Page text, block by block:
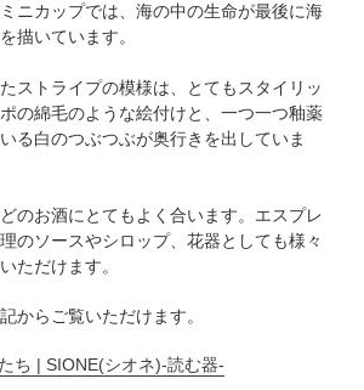
ニカップでは、海の中の生命が最後に海
描いています。
ストライプの模様は、とてもスタイリッ
の綿毛のような絵付けと、一つ一つ釉薬
る白のつぶつぶが奥行きを出していま
のお酒にとてもよく合います。 エスプレ
のソースやシロップ、 花器としても様々
ただけます。
からご覧いただけます。
ち | SIONE(シオネ)-読む器-